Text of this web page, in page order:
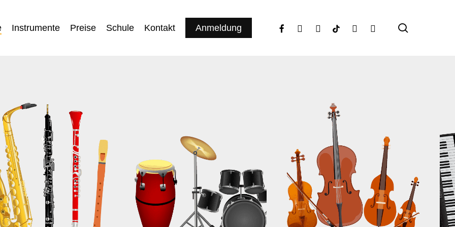
Instrumente Preise Schule Kontakt Anmeldung facebookyoutubeinstagram
tiktok phone email